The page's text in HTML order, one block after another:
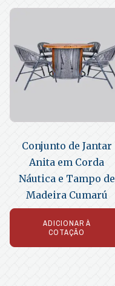
Conjunto de Jantar
Anita em Corda
Náutica e Tampo de
Madeira Cumarú
ADICIONAR À
COTAÇÃO